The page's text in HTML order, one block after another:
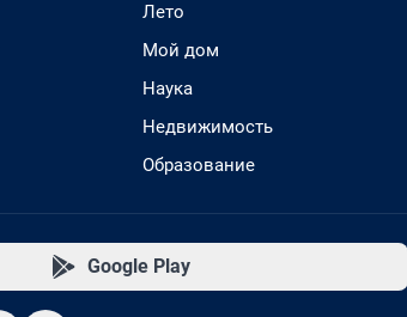
Лето
Мой дом
Наука
Недвижимость
Образование
Google Play